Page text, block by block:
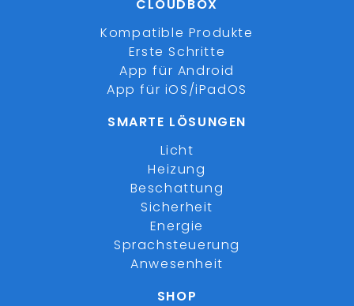
CLOUDBOX
Kompatible Produkte
Erste Schritte
App für Android
App für iOS/iPadOS
SMARTE LÖSUNGEN
Licht
Heizung
Beschattung
Sicherheit
Energie
Sprachsteuerung
Anwesenheit
SHOP